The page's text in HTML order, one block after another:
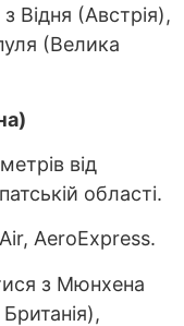
Відня (Австрія),
(Велика
від
області.
AeroExpress.
з Мюнхена